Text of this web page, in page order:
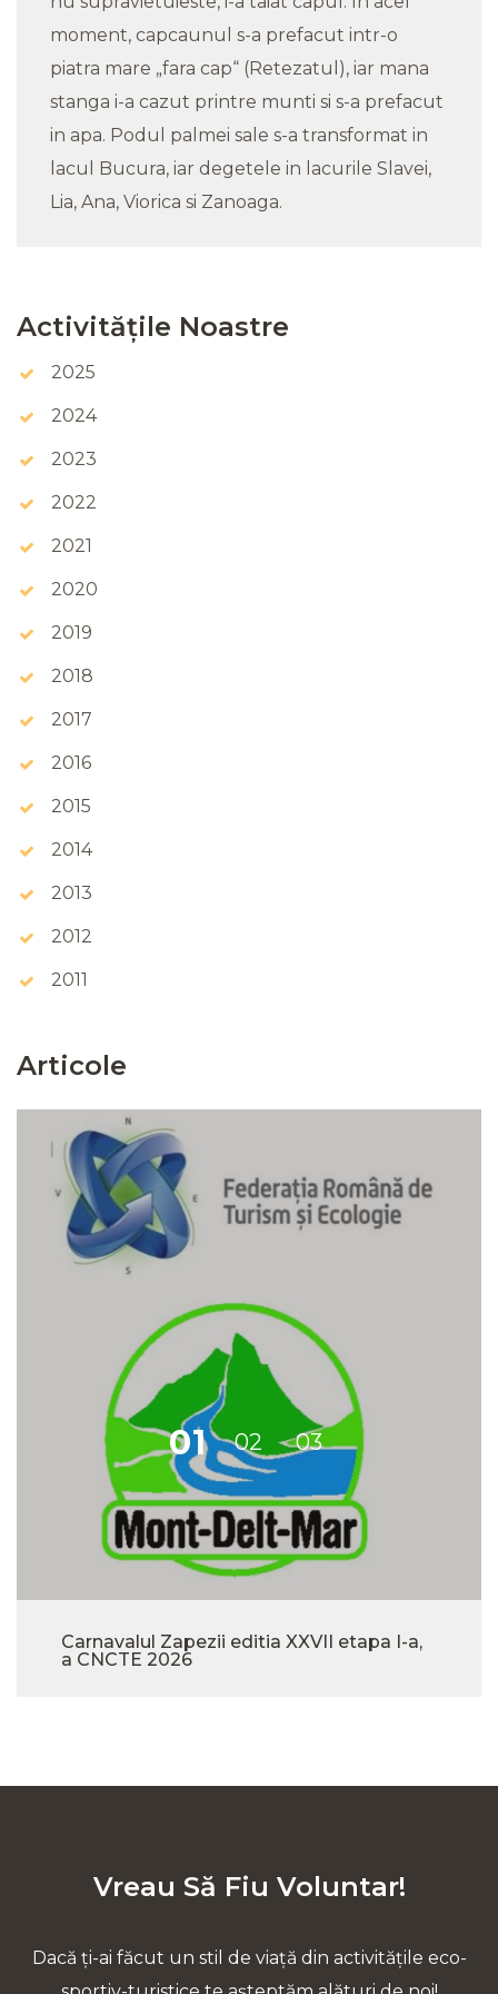
moment, capcaunul s-a prefacut intr-o
piatra mare „fara cap“ (Retezatul), iar mana
stanga i-a cazut printre munti si s-a prefacut
in apa. Podul palmei sale s-a transformat in
lacul Bucura, iar degetele in lacurile Slavei,
Lia, Ana, Viorica si Zanoaga.
Activitățile Noastre
2025
2024
2023
2022
2021
2020
2019
2018
2017
2016
2015
2014
2013
2012
2011
Articole
Carnavalul Zapezii editia XXVII etapa I-a,
a CNCTE 2026
Vreau Să Fiu Voluntar!
Dacă ți-ai făcut un stil de viață din activitățile eco-